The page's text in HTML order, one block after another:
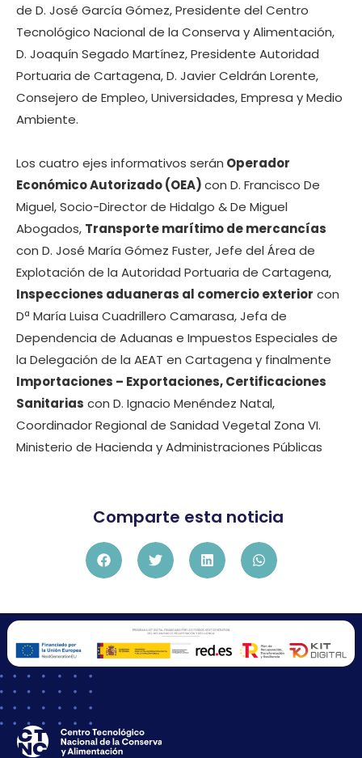
de D. José García Gómez, Presidente del Centro
Tecnológico Nacional de la Conserva y Alimentación,
D. Joaquín Segado Martínez, Presidente Autoridad
Portuaria de Cartagena, D. Javier Celdrán Lorente,
Consejero de Empleo, Universidades, Empresa y Medio
Ambiente.
Los cuatro ejes informativos serán Operador
Económico Autorizado (OEA)con D. Francisco De
Miguel, Socio-Director de Hidalgo & De Miguel
Abogados, Transporte marítimo de mercancías
con D. José María Gómez Fuster, Jefe del Área de
Explotación de la Autoridad Portuaria de Cartagena,
Inspecciones aduaneras al comercio exterior con
Dª María Luisa Cuadrillero Camarasa, Jefa de
Dependencia de Aduanas e Impuestos Especiales de
la Delegación de la AEAT en Cartagena y finalmente
Importaciones – Exportaciones, Certificaciones
Sanitarias con D. Ignacio Menéndez Natal,
Coordinador Regional de Sanidad Vegetal Zona VI.
Ministerio de Hacienda y Administraciones Públicas
Comparte esta noticia